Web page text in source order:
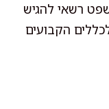
רשאי להגיש
הקבועים